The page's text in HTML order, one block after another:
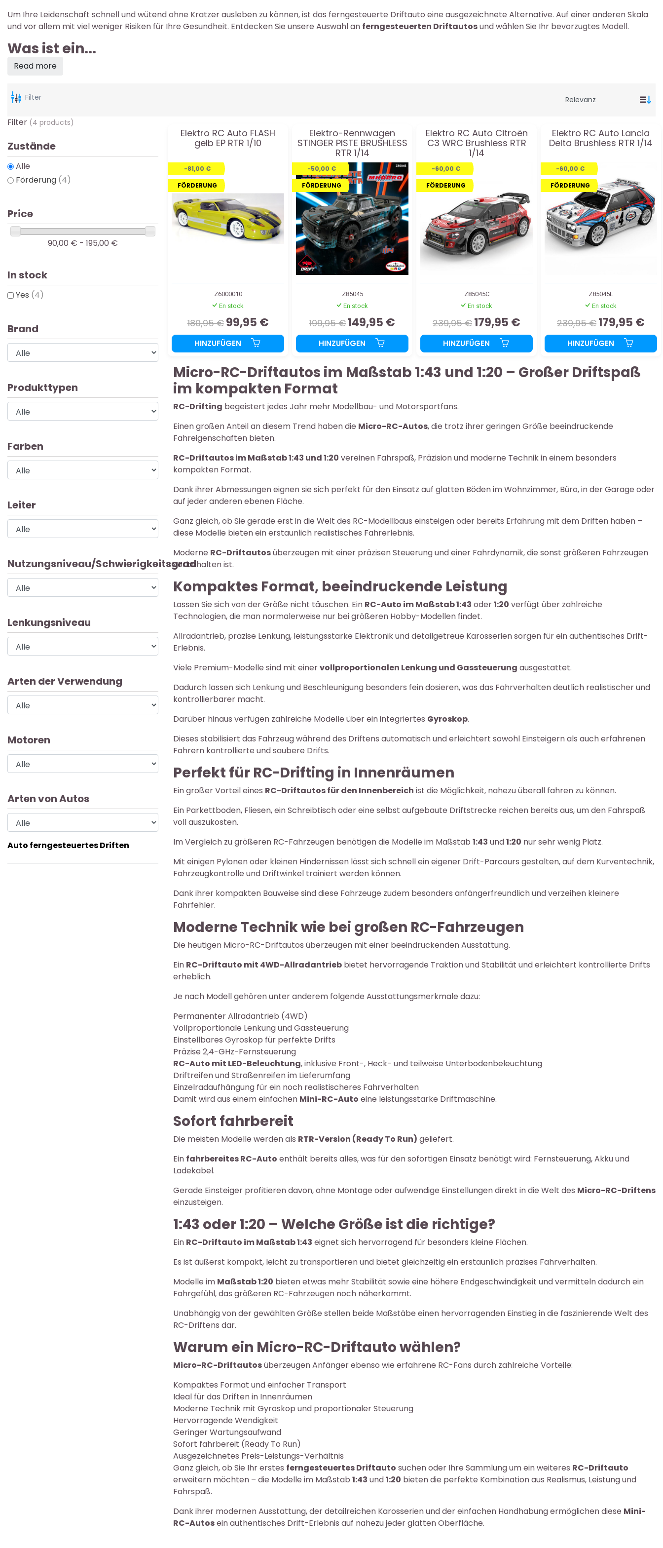
Um Ihre Leidenschaft schnell und wütend ohne Kratzer ausleben zu können, ist das ferngesteuerte Driftauto eine ausgezeichnete Alternative. Auf einer anderen Skala
und vor allem mit viel weniger Risiken für Ihre Gesundheit. Entdecken Sie unsere Auswahl an ferngesteuerten Driftautosund wählen Sie Ihr bevorzugtes Modell.
Was ist ein...
Read more
Filter
Elektro RC Auto FLASH
gelb EP RTR 1/10
-81,00 €
FÖRDERUNG
Z6000010
En stock
180,95 € 99,95 €
HINZUFÜGEN
Elektro-Rennwagen
STINGER PISTE BRUSHLESS
RTR 1/14
-50,00 €
FÖRDERUNG
Z85045
En stock
199,95 € 149,95 €
HINZUFÜGEN
Elektro RC Auto Citroën
C3 WRC Brushless RTR
1/14
-60,00 €
FÖRDERUNG
Z85045C
En stock
239,95 € 179,95 €
HINZUFÜGEN
Elektro RC Auto Lancia
Delta Brushless RTR 1/14
-60,00 €
FÖRDERUNG
Z85045L
En stock
239,95 € 179,95 €
HINZUFÜGEN
Micro-RC-Driftautos im Maßstab 1:43 und 1:20 – Großer Driftspaß
im kompakten Format
RC-Drifting begeistert jedes Jahr mehr Modellbau- und Motorsportfans.
Einen großen Anteil an diesem Trend haben die Micro-RC-Autos, die trotz ihrer geringen Größe beeindruckende
Fahreigenschaften bieten.
RC-Driftautos im Maßstab 1:43 und 1:20 vereinen Fahrspaß, Präzision und moderne Technik in einem besonders
kompakten Format.
Dank ihrer Abmessungen eignen sie sich perfekt für den Einsatz auf glatten Böden im Wohnzimmer, Büro, in der Garage oder
auf jeder anderen ebenen Fläche.
Ganz gleich, ob Sie gerade erst in die Welt des RC-Modellbaus einsteigen oder bereits Erfahrung mit dem Driften haben –
diese Modelle bieten ein erstaunlich realistisches Fahrerlebnis.
Moderne RC-Driftautosüberzeugen mit einer präzisen Steuerung und einer Fahrdynamik, die sonst größeren Fahrzeugen
vorbehalten ist.
Kompaktes Format, beeindruckende Leistung
Lassen Sie sich von der Größe nicht täuschen. Ein RC-Auto im Maßstab 1:43 oder1:20 verfügt über zahlreiche
Technologien, die man normalerweise nur bei größeren Hobby-Modellen findet.
Allradantrieb, präzise Lenkung, leistungsstarke Elektronik und detailgetreue Karosserien sorgen für ein authentisches Drift-
Erlebnis.
Viele Premium-Modelle sind mit einervollproportionalen Lenkung und Gassteuerung ausgestattet.
Dadurch lassen sich Lenkung und Beschleunigung besonders fein dosieren, was das Fahrverhalten deutlich realistischer und
kontrollierbarer macht.
Darüber hinaus verfügen zahlreiche Modelle über ein integriertes Gyroskop.
Dieses stabilisiert das Fahrzeug während des Driftens automatisch und erleichtert sowohl Einsteigern als auch erfahrenen
Fahrern kontrollierte und saubere Drifts.
Perfekt für RC-Drifting in Innenräumen
Ein großer Vorteil eines RC-Driftautos für den Innenbereich ist die Möglichkeit, nahezu überall fahren zu können.
Ein Parkettboden, Fliesen, ein Schreibtisch oder eine selbst aufgebaute Driftstrecke reichen bereits aus, um den Fahrspaß
voll auszukosten.
Im Vergleich zu größeren RC-Fahrzeugen benötigen die Modelle im Maßstab 1:43 und1:20 nur sehr wenig Platz.
Mit einigen Pylonen oder kleinen Hindernissen lässt sich schnell ein eigener Drift-Parcours gestalten, auf dem Kurventechnik,
Fahrzeugkontrolle und Driftwinkel trainiert werden können.
Dank ihrer kompakten Bauweise sind diese Fahrzeuge zudem besonders anfängerfreundlich und verzeihen kleinere
Fahrfehler.
Moderne Technik wie bei großen RC-Fahrzeugen
Die heutigen Micro-RC-Driftautos überzeugen mit einer beeindruckenden Ausstattung.
Ein RC-Driftauto mit 4WD-Allradantrieb bietet hervorragende Traktion und Stabilität und erleichtert kontrollierte Drifts
erheblich.
Je nach Modell gehören unter anderem folgende Ausstattungsmerkmale dazu:
Permanenter Allradantrieb (4WD)
Vollproportionale Lenkung und Gassteuerung
Einstellbares Gyroskop für perfekte Drifts
Präzise 2,4-GHz-Fernsteuerung
RC-Auto mit LED-Beleuchtung, inklusive Front-, Heck- und teilweise Unterbodenbeleuchtung
Driftreifen und Straßenreifen im Lieferumfang
Einzelradaufhängung für ein noch realistischeres Fahrverhalten
Damit wird aus einem einfachen Mini-RC-Auto eine leistungsstarke Driftmaschine.
Sofort fahrbereit
Die meisten Modelle werden als RTR-Version (Ready To Run) geliefert.
Ein fahrbereites RC-Auto enthält bereits alles, was für den sofortigen Einsatz benötigt wird: Fernsteuerung, Akku und
Ladekabel.
Gerade Einsteiger profitieren davon, ohne Montage oder aufwendige Einstellungen direkt in die Welt des Micro-RC-Driftens
einzusteigen.
1:43 oder 1:20 – Welche Größe ist die richtige?
Ein RC-Driftauto im Maßstab 1:43 eignet sich hervorragend für besonders kleine Flächen.
Es ist äußerst kompakt, leicht zu transportieren und bietet gleichzeitig ein erstaunlich präzises Fahrverhalten.
Modelle im Maßstab 1:20 bieten etwas mehr Stabilität sowie eine höhere Endgeschwindigkeit und vermitteln dadurch ein
Fahrgefühl, das größeren RC-Fahrzeugen noch näherkommt.
Unabhängig von der gewählten Größe stellen beide Maßstäbe einen hervorragenden Einstieg in die faszinierende Welt des
RC-Driftens dar.
Warum ein Micro-RC-Driftauto wählen?
Micro-RC-Driftautosüberzeugen Anfänger ebenso wie erfahrene RC-Fans durch zahlreiche Vorteile:
Kompaktes Format und einfacher Transport
Ideal für das Driften in Innenräumen
Moderne Technik mit Gyroskop und proportionaler Steuerung
Hervorragende Wendigkeit
Geringer Wartungsaufwand
Sofort fahrbereit (Ready To Run)
Ausgezeichnetes Preis-Leistungs-Verhältnis
Ganz gleich, ob Sie Ihr erstes ferngesteuertes Driftauto suchen oder Ihre Sammlung um ein weiteres RC-Driftauto
erweitern möchten – die Modelle im Maßstab 1:43 und1:20 bieten die perfekte Kombination aus Realismus, Leistung und
Fahrspaß.
Dank ihrer modernen Ausstattung, der detailreichen Karosserien und der einfachen Handhabung ermöglichen diese Mini-
RC-Autosein authentisches Drift-Erlebnis auf nahezu jeder glatten Oberfläche.
Filter (4 products)
Zustände
Alle
Förderung (4)
Price
90,00 € - 195,00 €
In stock
Yes (4)
Brand
Produkttypen
Farben
Leiter
Nutzungsniveau/Schwierigkeitsgrad
Lenkungsniveau
Arten der Verwendung
Motoren
Arten von Autos
Auto ferngesteuertes Driften